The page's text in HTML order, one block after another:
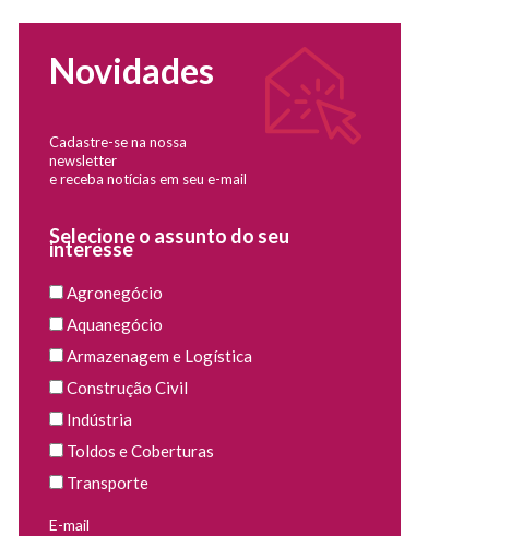
Novidades
Cadastre-se na nossa
newsletter
e receba notícias em seu e-mail
Selecione o assunto do seu
interesse
Agronegócio
Aquanegócio
Armazenagem e Logística
Construção Civil
Indústria
Toldos e Coberturas
Transporte
E-mail